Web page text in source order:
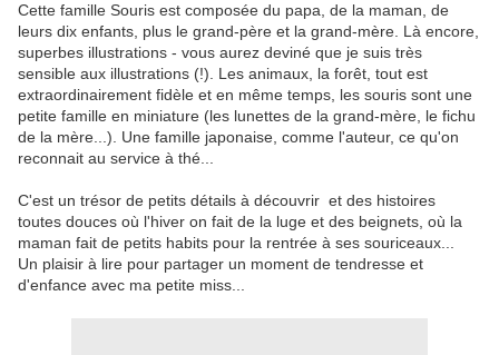
Cette famille Souris est composée du papa, de la maman, de
leurs dix enfants, plus le grand-père et la grand-mère. Là encore,
superbes illustrations - vous aurez deviné que je suis très
sensible aux illustrations (!). Les animaux, la forêt, tout est
extraordinairement fidèle et en même temps, les souris sont une
petite famille en miniature (les lunettes de la grand-mère, le fichu
de la mère...). Une famille japonaise, comme l'auteur, ce qu'on
reconnait au service à thé...
C'est un trésor de petits détails à découvrir et des histoires
toutes douces où l'hiver on fait de la luge et des beignets, où la
maman fait de petits habits pour la rentrée à ses souriceaux...
Un plaisir à lire pour partager un moment de tendresse et
d'enfance avec ma petite miss...